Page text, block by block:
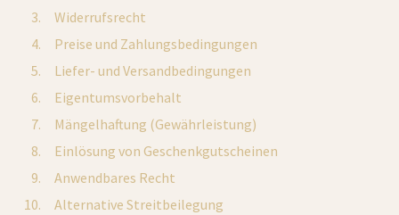
    Widerrufsrecht
    Preise und Zahlungsbedingungen
    Liefer- und Versandbedingungen
    Eigentumsvorbehalt
    Mängelhaftung (Gewährleistung)
    Einlösung von Geschenkgutscheinen
    Anwendbares Recht
    Alternative Streitbeilegung